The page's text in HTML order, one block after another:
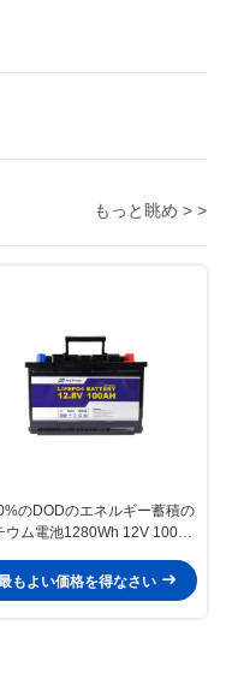
もっと眺め > >
のDODのエネルギー蓄積の
ウム電池1280Wh 12V 100Ah
もよい価格を得なさい